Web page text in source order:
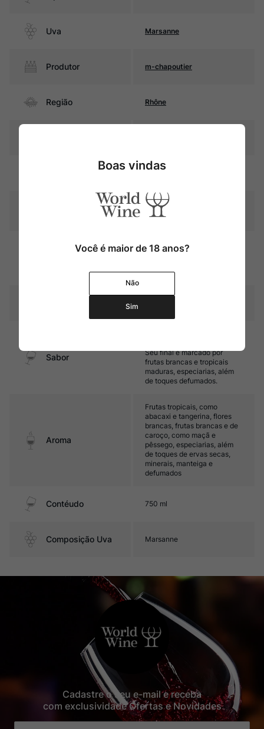
Uva Marsanne
Produtor m-chapoutier
Região Rhône
Amarelo palha com reflexos
Graduação Alcóoli
14%
60% estagia em barricas de
carvalho (10% barricas novas
40% em tanques de inox
Sabor
Seu final é marcado por
frutas brancas e tropicais
maduras, especiarias, além
de toques defumados.
Aroma
Frutas tropicais, como
abacaxi e tangerina, flores
brancas, frutas brancas e de
caroço, como maçã e
pêssego, especiarias, além
de toques de ervas secas,
minerais, manteiga e
defumados
Contéudo 750 ml
Composição Uva Marsanne
Cadastre o seu e-mail e receba
com exclusividade Ofertas e Novidades
Boas vindas
Você é maior de 18 anos?
Não
Sim